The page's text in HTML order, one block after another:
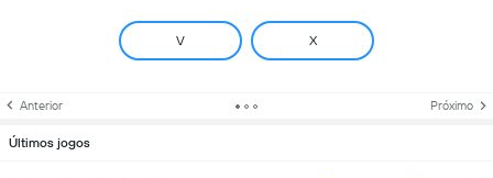
V X
Anterior Próximo
Últimos jogos